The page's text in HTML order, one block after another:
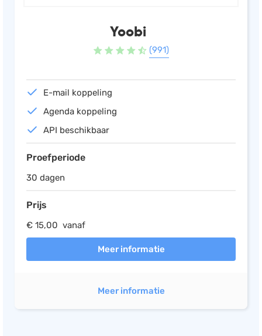
Yoobi
(991)
E-mail koppeling
Agenda koppeling
API beschikbaar
Proefperiode
30 dagen
Prijs
€ 15,00 vanaf
Meer informatie
Meer informatie